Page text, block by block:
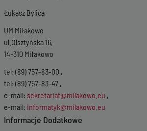
Łukasz Bylica
UM Miłakowo
ul.Olsztyńska 16,
14-310 Miłakowo
tel: (89) 757-83-00 ,
tel: (89) 757-83-47 ,
e-mail: sekretariat@milakowo.eu ,
e-mail: informatyk@milakowo.eu
Informacje Dodatkowe